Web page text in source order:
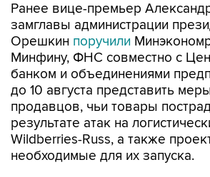
Ранее вице-премьер
замглавы администрации
Орешкин поручили
Минфину, ФНС совместно с
банком и объединениями
до 10 августа представить
продавцов, чьи товары
результате атак на
Wildberries-Russ, а также
необходимые для их запуска.